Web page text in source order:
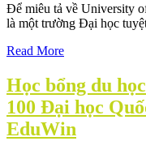
Để miêu tả về University
là một trường Đại học
Read More
Học bổng du
100 Đại học
EduWin